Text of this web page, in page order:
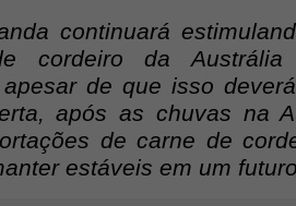
continuará
cordeiro da
de que isso
após as chuvas na
de carne de
estáveis em um